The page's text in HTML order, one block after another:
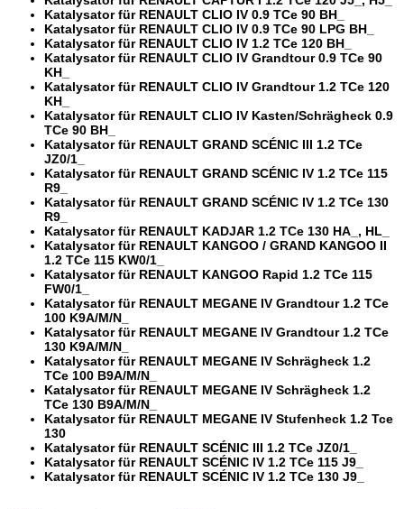
Katalysator für RENAULT CLIO IV 0.9 TCe 90 BH_
Katalysator für RENAULT CLIO IV 0.9 TCe 90 LPG BH_
Katalysator für RENAULT CLIO IV 1.2 TCe 120 BH_
Katalysator für RENAULT CLIO IV Grandtour 0.9 TCe 90
KH_
Katalysator für RENAULT CLIO IV Grandtour 1.2 TCe 120
KH_
Katalysator für RENAULT CLIO IV Kasten/Schrägheck 0.9
TCe 90 BH_
Katalysator für RENAULT GRAND SCÉNIC III 1.2 TCe
JZ0/1_
Katalysator für RENAULT GRAND SCÉNIC IV 1.2 TCe 115
R9_
Katalysator für RENAULT GRAND SCÉNIC IV 1.2 TCe 130
R9_
Katalysator für RENAULT KADJAR 1.2 TCe 130 HA_, HL_
Katalysator für RENAULT KANGOO / GRAND KANGOO II
1.2 TCe 115 KW0/1_
Katalysator für RENAULT KANGOO Rapid 1.2 TCe 115
FW0/1_
Katalysator für RENAULT MEGANE IV Grandtour 1.2 TCe
100 K9A/M/N_
Katalysator für RENAULT MEGANE IV Grandtour 1.2 TCe
130 K9A/M/N_
Katalysator für RENAULT MEGANE IV Schrägheck 1.2
TCe 100 B9A/M/N_
Katalysator für RENAULT MEGANE IV Schrägheck 1.2
TCe 130 B9A/M/N_
Katalysator für RENAULT MEGANE IV Stufenheck 1.2 Tce
130
Katalysator für RENAULT SCÉNIC III 1.2 TCe JZ0/1_
Katalysator für RENAULT SCÉNIC IV 1.2 TCe 115 J9_
Katalysator für RENAULT SCÉNIC IV 1.2 TCe 130 J9_